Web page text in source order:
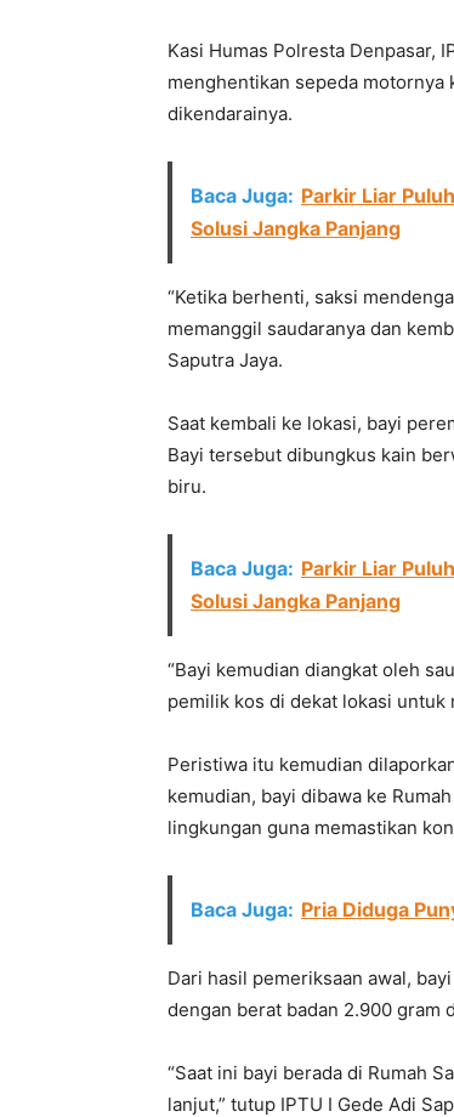
Kasi Humas Polresta Denpasar,
menghentikan sepeda motornya
dikendarainya.
Baca Juga: Parkir Liar
Solusi Jangka Panjang
“Ketika berhenti, saksi
memanggil saudaranya dan
Saputra Jaya.
Saat kembali ke lokasi, bayi
Bayi tersebut dibungkus kain
biru.
Baca Juga: Parkir Liar
Solusi Jangka Panjang
“Bayi kemudian diangkat oleh
pemilik kos di dekat lokasi untuk
Peristiwa itu kemudian
kemudian, bayi dibawa ke
lingkungan guna memastikan
Baca Juga: Pria Diduga
Dari hasil pemeriksaan awal,
dengan berat badan 2.900 gram
“Saat ini bayi berada di Rumah
lanjut,” tutup IPTU I Gede Adi